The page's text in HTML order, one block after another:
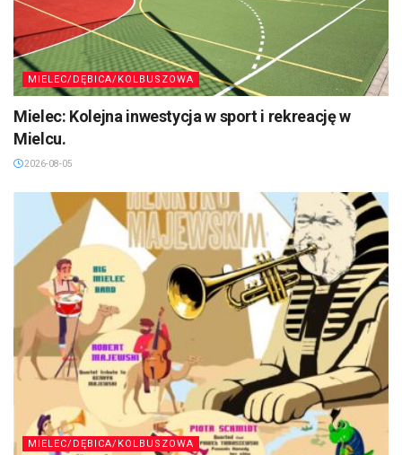
MIELEC/DĘBICA/KOLBUSZOWA
Mielec: Kolejna inwestycja w sport i rekreację w
Mielcu.
2026-08-05
MIELEC/DĘBICA/KOLBUSZOWA